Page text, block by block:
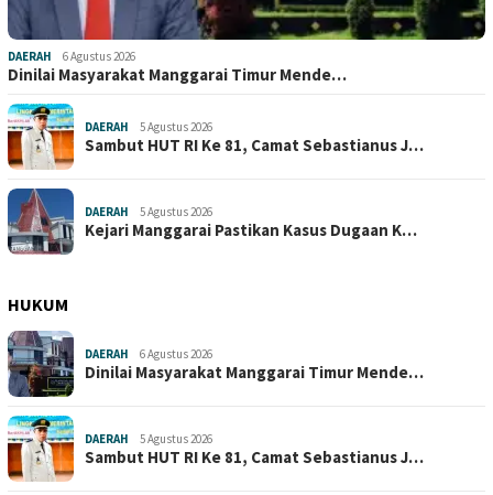
DAERAH 6 Agustus 2026
Dinilai Masyarakat Manggarai Timur Mende…
DAERAH 5 Agustus 2026
Sambut HUT RI Ke 81, Camat Sebastianus J…
DAERAH 5 Agustus 2026
Kejari Manggarai Pastikan Kasus Dugaan K…
HUKUM
DAERAH 6 Agustus 2026
Dinilai Masyarakat Manggarai Timur Mende…
DAERAH 5 Agustus 2026
Sambut HUT RI Ke 81, Camat Sebastianus J…